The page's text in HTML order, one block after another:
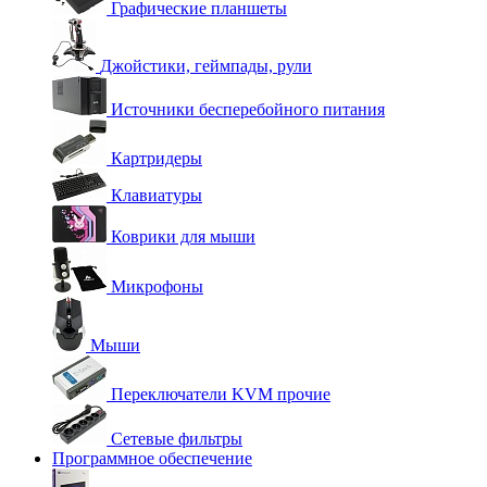
Графические планшеты
Джойстики, геймпады, рули
Источники бесперебойного питания
Картридеры
Клавиатуры
Коврики для мыши
Микрофоны
Мыши
Переключатели KVM прочие
Сетевые фильтры
Программное обеспечение